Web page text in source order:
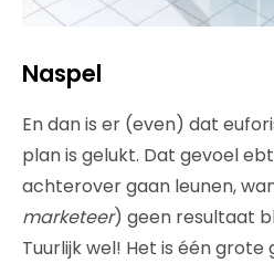
Naspel
En dan is er (even) dat
plan is gelukt. Dat gevoel
achterover gaan leunen,
marketeer) geen resultaat
Tuurlijk wel! Het is één grote